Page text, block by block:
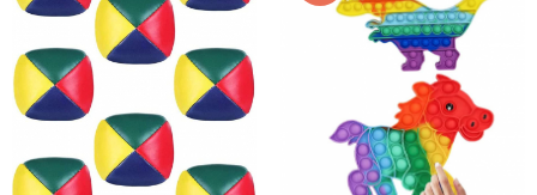
Home Cinema & Audio
Playere, Boxe & Casti
Telescoape & Optica
Televizoare & accesorii
Ambalaje cadouri